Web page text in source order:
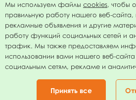
Тарелки бумажные Золотой
звездопад С днем рождения
ламинированные 18см 6шт
62.00руб.
Мы используем файлы cookies, чтобы
правильную работу нашего веб-сайта,
рекламные объявления и другие
работу функций социальных сетей и
трафик. Мы также предоставляем
использовании вами нашего веб-
социальным сетям, рекламе и
Принять все